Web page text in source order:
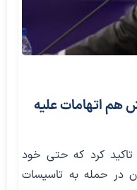
اتهامات علیه
تاکید کرد که حتی خود
در حمله به تاسیسات